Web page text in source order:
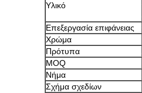
Υλικό
Επεξεργασία επιφάνειας
Χρώμα
Πρότυπα
MOQ
Νήμα
Σχήμα σχεδίων